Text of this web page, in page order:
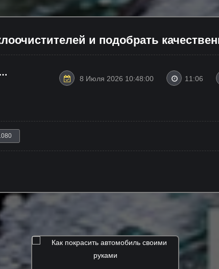
и подобрать
8 Июля 2026 10:48:00 11:06